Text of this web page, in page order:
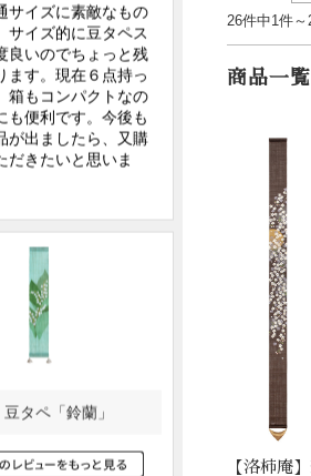
26件中1件
商品一覧
【洛柿庵